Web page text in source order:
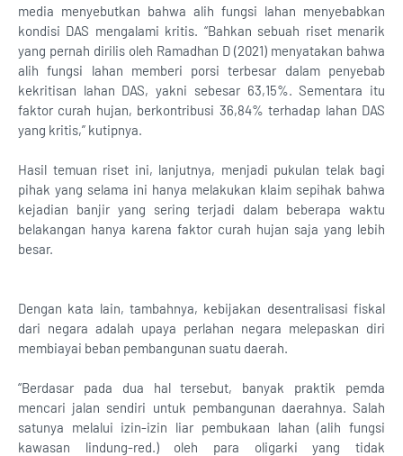
media menyebutkan bahwa alih fungsi lahan menyebabkan
kondisi DAS mengalami kritis. “Bahkan sebuah riset menarik
yang pernah dirilis oleh Ramadhan D (2021) menyatakan bahwa
alih fungsi lahan memberi porsi terbesar dalam penyebab
kekritisan lahan DAS, yakni sebesar 63,15%. Sementara itu
faktor curah hujan, berkontribusi 36,84% terhadap lahan DAS
yang kritis,” kutipnya.
Hasil temuan riset ini, lanjutnya, menjadi pukulan telak bagi
pihak yang selama ini hanya melakukan klaim sepihak bahwa
kejadian banjir yang sering terjadi dalam beberapa waktu
belakangan hanya karena faktor curah hujan saja yang lebih
besar.
Dengan kata lain, tambahnya, kebijakan desentralisasi fiskal
dari negara adalah upaya perlahan negara melepaskan diri
membiayai beban pembangunan suatu daerah.
“Berdasar pada dua hal tersebut, banyak praktik pemda
mencari jalan sendiri untuk pembangunan daerahnya. Salah
satunya melalui izin-izin liar pembukaan lahan (alih fungsi
kawasan lindung-red.) oleh para oligarki yang tidak